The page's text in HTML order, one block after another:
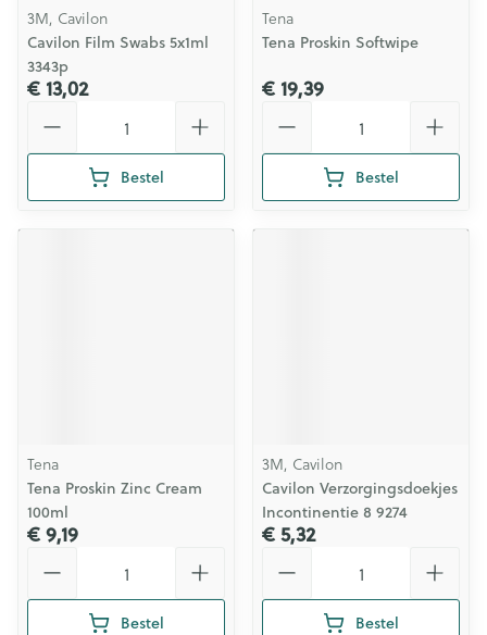
3M, Cavilon
Cavilon Film Swabs 5x1ml
3343p
€ 13,02
Bestel
Tena
Tena Proskin Softwipe
€ 19,39
Bestel
Tena
Tena Proskin Zinc Cream
100ml
€ 9,19
Bestel
3M, Cavilon
Cavilon Verzorgingsdoekjes
Incontinentie 8 9274
€ 5,32
Bestel